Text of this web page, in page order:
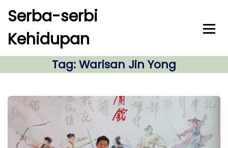
c
Serba-serbi
Kehidupan
Tag:Warisan Jin Yong